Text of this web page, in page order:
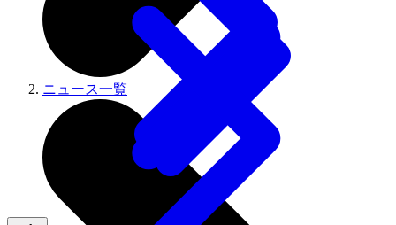
ニュース一覧